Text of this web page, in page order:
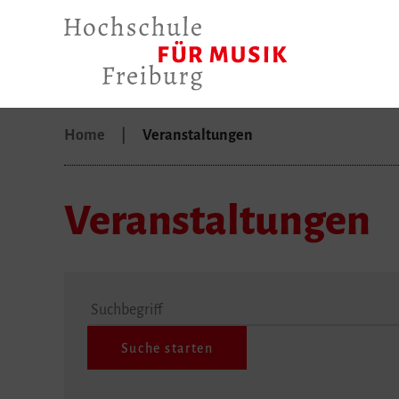
Home Veranstaltungen
Veranstaltungen
Suchbegriff